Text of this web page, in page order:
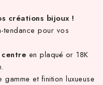
créations bijoux !
tendance pour vos
en plaqué or 18K
gamme et finition luxueuse